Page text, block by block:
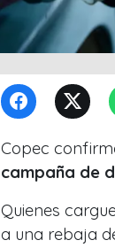
Copec
campaña de
Quienes
a una rebaja